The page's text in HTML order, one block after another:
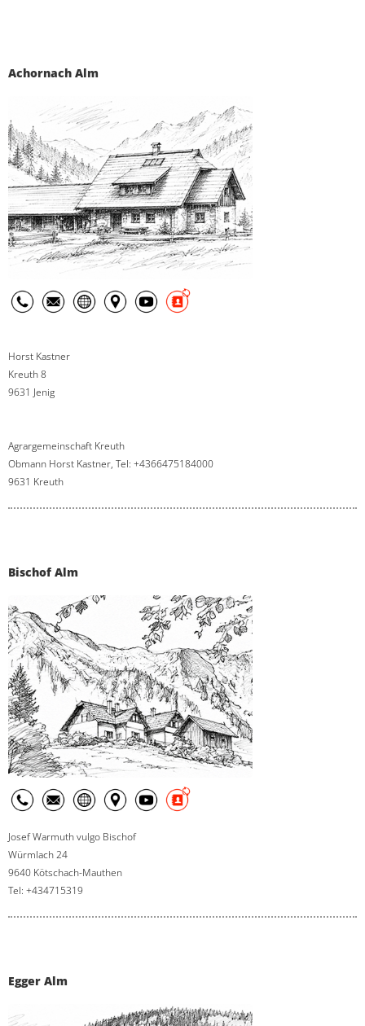
Achornach Alm
Horst Kastner
Kreuth 8
9631 Jenig
Agrargemeinschaft Kreuth
Obmann Horst Kastner, Tel: +4366475184000
9631 Kreuth
Bischof Alm
Josef Warmuth vulgo Bischof
Würmlach 24
9640 Kötschach-Mauthen
Tel: +434715319
Egger Alm